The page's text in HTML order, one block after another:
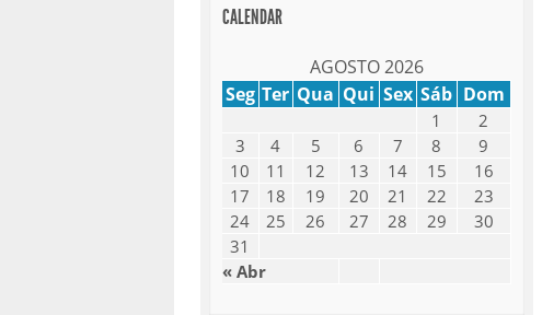
CALENDAR
AGOSTO 2026
Seg Ter Qua Qui Sex Sáb Dom
« Abr
1
2
3
4 5 6 7 8
9
10
11 12 13 14 15
16
17
18 19 20 21 22
23
24
25 26 27 28 29
30
31